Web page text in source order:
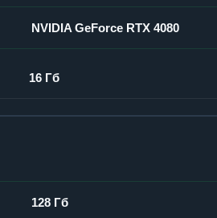
NVIDIA GeForce RTX 4080
16 Гб
128 Гб